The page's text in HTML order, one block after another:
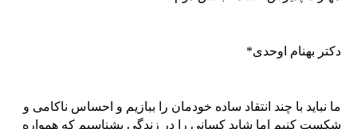
دکتر بهنام اوحدی*
ما نباید با چند انتقاد ساده خودمان را ببازیم و احساس ناکامی و
شکست کنیم اما شاید کسانی را در زندگی بشناسیم که همواره